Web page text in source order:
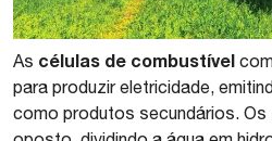
As células de combustível
para produzir eletricidade,
como produtos secundários. Os